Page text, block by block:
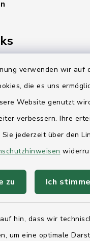
verwenden wir auf
die es uns
Website genutzt
verbessern. Ihre
jederzeit über den
zu Ich
hin, dass wir
um eine optimale
115
Schleswig-
Mittelholstein
Anfahrt